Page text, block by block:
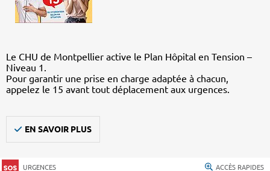
Le CHU de Montpellier active le Plan Hôpital en Tension –
Niveau 1.
Pour garantir une prise en charge adaptée à chacun,
appelez le 15 avant tout déplacement aux urgences.
EN SAVOIR PLUS
URGENCES ACCÈS RAPIDES